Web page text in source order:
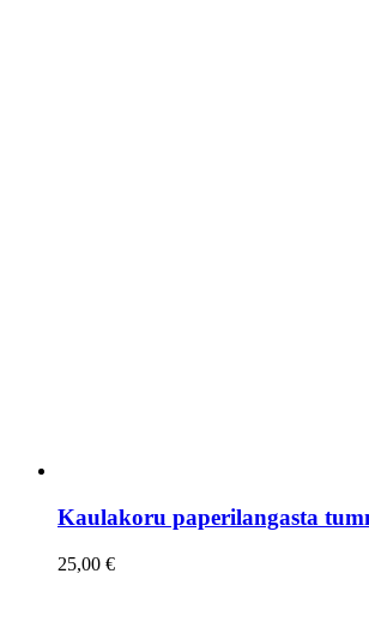
Kaulakoru paperilangasta
25,00 €